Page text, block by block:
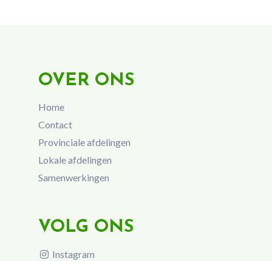
OVER ONS
Home
Contact
Provinciale afdelingen
Lokale afdelingen
Samenwerkingen
VOLG ONS
Instagram